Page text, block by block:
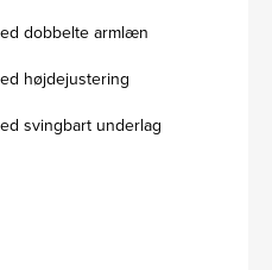
dobbelte armlæn
højdejustering
svingbart underlag